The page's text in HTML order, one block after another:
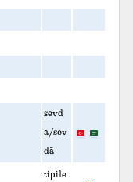
sevd
a/sev
dā
tipile